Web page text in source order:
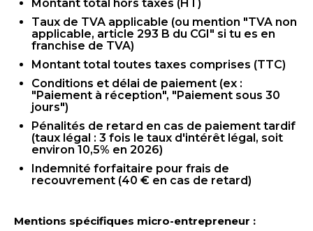
Montant total hors taxes (HT)
Taux de TVA applicable (ou mention "TVA non
applicable, article 293 B du CGI" si tu es en
franchise de TVA)
Montant total toutes taxes comprises (TTC)
Conditions et délai de paiement (ex :
"Paiement à réception", "Paiement sous 30
jours")
Pénalités de retard en cas de paiement tardif
(taux légal : 3 fois le taux d'intérêt légal, soit
environ 10,5% en 2026)
Indemnité forfaitaire pour frais de
recouvrement (40 € en cas de retard)
Mentions spécifiques micro-entrepreneur :